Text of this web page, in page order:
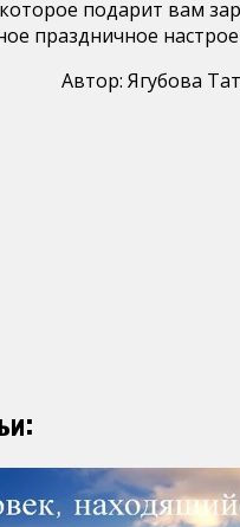
подарит вам
праздничное
Автор: Ягубова